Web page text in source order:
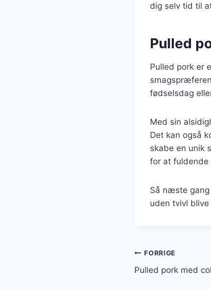
dig selv tid til
Pulled
Pulled pork er
fødselsdag
Med sin
Det kan også
skabe en unik
for at fuldende
Så næste
uden tvivl
FORRIGE
Pulled pork med